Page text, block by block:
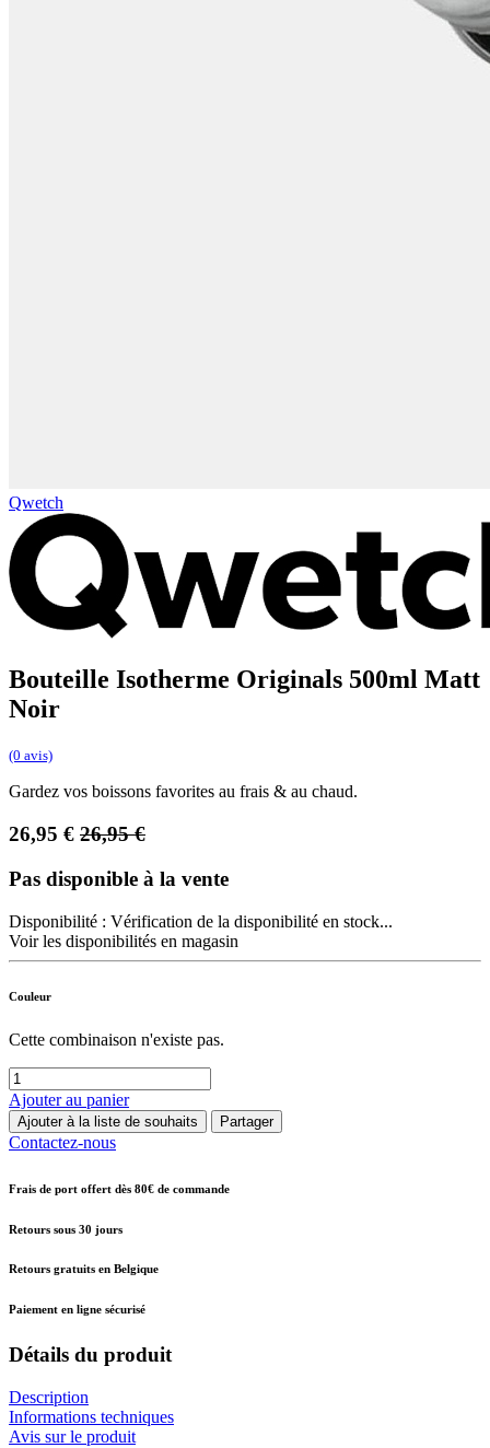
Qwetch
Bouteille Isotherme Originals 500ml Matt
Noir
(0 avis)
Gardez vos boissons favorites au frais & au chaud.
26,95 € 26,95€
Pas disponible à la vente
Disponibilité : Vérification de la disponibilité en stock...
Voir les disponibilités en magasin
Couleur
Cette combinaison n'existe pas.
Ajouter au panier
Ajouter à la liste de souhaits Partager
Contactez-nous
Frais de port offert dès 80€ de commande
Retours sous 30 jours
Retours gratuits en Belgique
Paiement en ligne sécurisé
Détails du produit
Description
Informations techniques
Avis sur le produit